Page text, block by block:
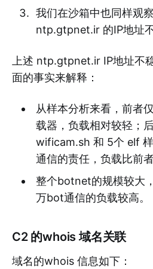
我们在沙箱中也同样观
ntp.gtpnet.ir 的IP地址
上述 ntp.gtpnet.ir IP地址不
面的事实来解释：
从样本分析来看，前者
载器，负载相对较轻；
wificam.sh 和 5个 elf
通信的责任，负载比前者
整个botnet的规模较大
万bot通信的负载较高。
C2 的whois 域名关联
域名的whois 信息如下：